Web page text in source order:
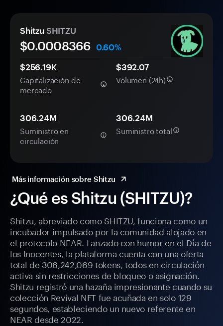
¿Qué es Shitzu (SHITZU)?
Shitzu, abreviado como SHITZU, funciona como un
incubador impulsado por la comunidad alojado en
el protocolo NEAR. Lanzado con humor en el Día de
los Inocentes, la plataforma cuenta con una oferta
total de 306,242,069 tokens, todos en circulación
activa sin restricciones de bloqueo o asignación.
Shitzu registró una hazaña impresionante cuando su
colección Revival NFT fue acuñada en solo 129
segundos, estableciendo un nuevo referente en
NEAR desde 2022.
Shitzu SHITZU
$0.0008366
0.60%
$256.19K
Capitalización de
mercado
$392.07
Volumen (24h)
306.24M
Suministro en
circulación
306.24M
Suministro total
Más información sobre Shitzu